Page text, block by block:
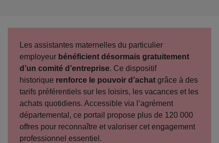
Les assistantes maternelles du particulier
employeur bénéficient désormais gratuitement
d’un comité d’entreprise. Ce dispositif
historique renforce le pouvoir d’achat grâce à des
tarifs préférentiels sur les loisirs, les vacances et les
achats quotidiens. Accessible via l’agrément
départemental, ce portail propose plus de 120 000
offres pour reconnaître et valoriser cet engagement
professionnel essentiel.